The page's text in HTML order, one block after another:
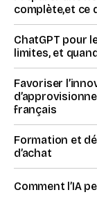
complète,et ce
ChatGPT pour
limites, et
Favoriser
français
Formation et
d’achat
Comment l’IA